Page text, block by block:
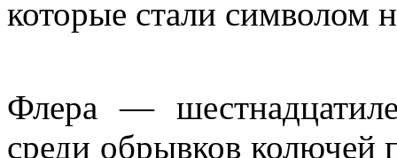
которые стали символом
Флера —
среди обрывков